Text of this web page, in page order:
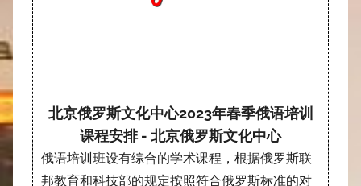
北京俄罗斯文化中心2023年春季俄语培训
课程安排 - 北京俄罗斯文化中心
俄语培训班设有综合的学术课程，根据俄罗斯联
邦教育和科技部的规定按照符合俄罗斯标准的对